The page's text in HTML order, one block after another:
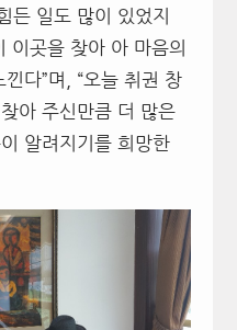
든 일도 많이 있었지
이곳을 찾아 아 마음의
다”며, “오늘 취권 창
아 주신만큼 더 많은
알려지기를 희망한